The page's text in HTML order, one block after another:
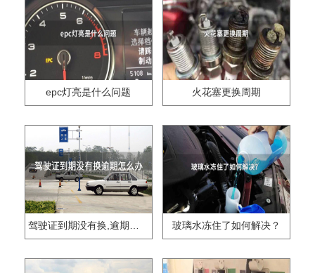
epc灯亮是什么问题 火花塞更换周期
驾驶证到期没有换,逾期怎么办?? 玻璃水冻住了如何解决？